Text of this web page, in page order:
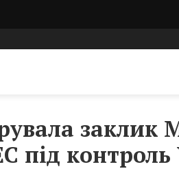
під контроль